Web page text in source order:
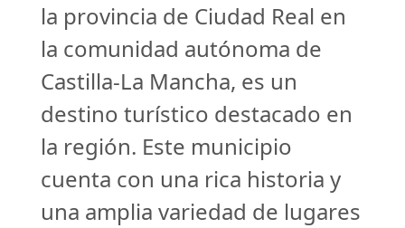
la provincia de Ciudad Real en
la comunidad autónoma de
Castilla-La Mancha, es un
destino turístico destacado en
la región. Este municipio
cuenta con una rica historia y
una amplia variedad de lugares